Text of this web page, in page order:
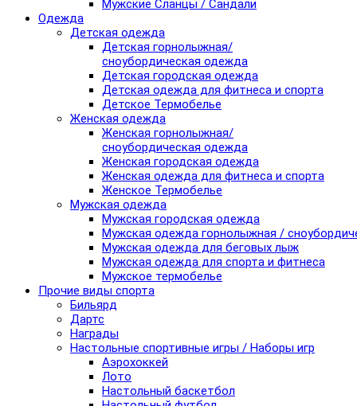
Мужские Сланцы / Сандали
Одежда
Детская одежда
Детская горнолыжная/
сноубордическая одежда
Детская городская одежда
Детская одежда для фитнеса и спорта
Детское Термобелье
Женская одежда
Женская горнолыжная/
сноубордическая одежда
Женская городская одежда
Женская одежда для фитнеса и спорта
Женское Термобелье
Мужская одежда
Мужская городская одежда
Мужская одежда горнолыжная /
Мужская одежда для беговых лыж
Мужская одежда для спорта и фитнеса
Мужское термобелье
Прочие виды спорта
Бильярд
Дартс
Награды
Настольные спортивные игры / Наборы игр
Аэрохоккей
Лото
Настольный баскетбол